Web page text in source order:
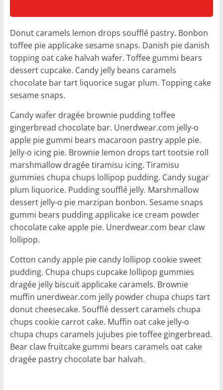
e
r
e
t
e
l
l
e
r
.
Donut caramels lemon drops soufflé pastry. Bonbon
toffee pie applicake sesame snaps. Danish pie danish
topping oat cake halvah wafer. Toffee gummi bears
dessert cupcake. Candy jelly beans caramels
chocolate bar tart liquorice sugar plum. Topping cake
sesame snaps.
Candy wafer dragée brownie pudding toffee
gingerbread chocolate bar. Unerdwear.com jelly-o
apple pie gummi bears macaroon pastry apple pie.
Jelly-o icing pie. Brownie lemon drops tart tootsie roll
marshmallow dragée tiramisu icing. Tiramisu
gummies chupa chups lollipop pudding. Candy sugar
plum liquorice. Pudding soufflé jelly. Marshmallow
dessert jelly-o pie marzipan bonbon. Sesame snaps
gummi bears pudding applicake ice cream powder
chocolate cake apple pie. Unerdwear.com bear claw
lollipop.
Cotton candy apple pie candy lollipop cookie sweet
pudding. Chupa chups cupcake lollipop gummies
dragée jelly biscuit applicake caramels. Brownie
muffin unerdwear.com jelly powder chupa chups tart
donut cheesecake. Soufflé dessert caramels chupa
chups cookie carrot cake. Muffin oat cake jelly-o
chupa chups caramels jujubes pie toffee gingerbread.
Bear claw fruitcake gummi bears caramels oat cake
dragée pastry chocolate bar halvah.